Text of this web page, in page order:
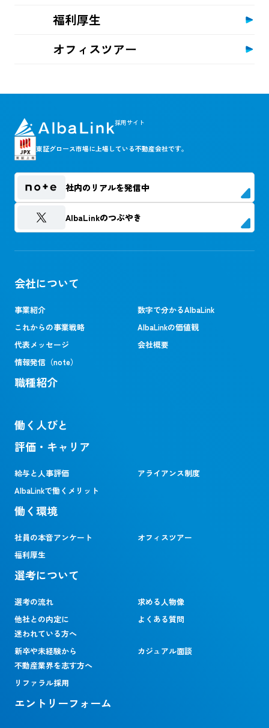
福利厚生
オフィスツアー
採用サイト
東証グロース市場に上場している不動産会社です。
社内のリアルを発信中
AlbaLinkのつぶやき
会社について
事業紹介
数字で分かるAlbaLink
これからの事業戦略
AlbaLinkの価値観
代表メッセージ
会社概要
情報発信（note）
職種紹介
働く人びと
評価・キャリア
給与と人事評価
アライアンス制度
AlbaLinkで働くメリット
働く環境
社員の本音アンケート
オフィスツアー
福利厚生
選考について
選考の流れ
求める人物像
他社との内定に
迷われている方へ
よくある質問
新卒や未経験から
不動産業界を志す方へ
カジュアル面談
リファラル採用
エントリーフォーム